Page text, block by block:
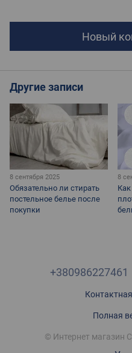
Новый
Другие записи
8 сентября 2025
Обязательно ли стирать
постельное белье после
покупки
8
+380986227461
Полная
© Интернет магазин